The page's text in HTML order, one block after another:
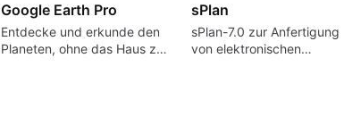
Google Earth Pro
Entdecke und erkunde den
Planeten, ohne das Haus zu
sPlan
sPlan-7.0 zur Anfertigung
von elektronischen